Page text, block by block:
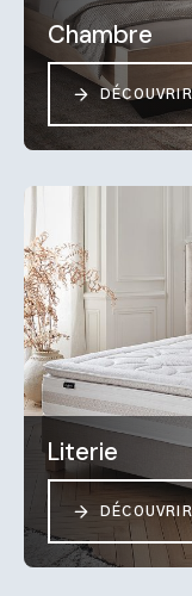
Chambre
DÉCOUVRIR
Literie
DÉCOUVRIR